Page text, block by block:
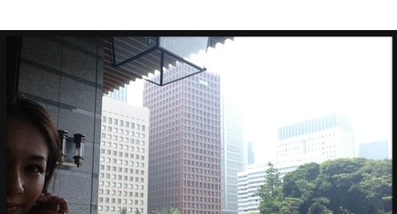
ママとパパに贈る「ジェンダーレ
人気の40代髪型・ヘア